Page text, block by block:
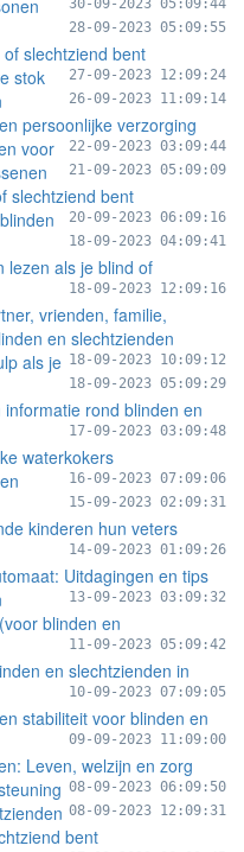
30-09-2023 05:09:44
28-09-2023 05:09:55
slechtziend bent
27-09-2023 12:09:24
stok
26-09-2023 11:09:14
persoonlijke verzorging
22-09-2023 03:09:44
voor
21-09-2023 05:09:09
slechtziend bent
20-09-2023 06:09:16
18-09-2023 04:09:41
lezen als je blind of
18-09-2023 12:09:16
vrienden, familie,
en slechtzienden
18-09-2023 10:09:12
als je
18-09-2023 05:09:29
rond blinden en
17-09-2023 03:09:48
waterkokers
16-09-2023 07:09:06
15-09-2023 02:09:31
kinderen hun veters
14-09-2023 01:09:26
Uitdagingen en tips
13-09-2023 03:09:32
blinden en
11-09-2023 05:09:42
en slechtzienden in
10-09-2023 07:09:05
stabiliteit voor blinden en
09-09-2023 11:09:00
Leven, welzijn en zorg
08-09-2023 06:09:50
08-09-2023 12:09:31
bent